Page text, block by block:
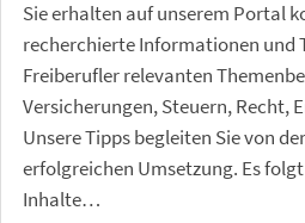
Sie erhalten auf unserem Portal
recherchierte Informationen und
Freiberufler relevanten
Versicherungen, Steuern, Recht,
Unsere Tipps begleiten Sie von
erfolgreichen Umsetzung. Es
Inhalte…